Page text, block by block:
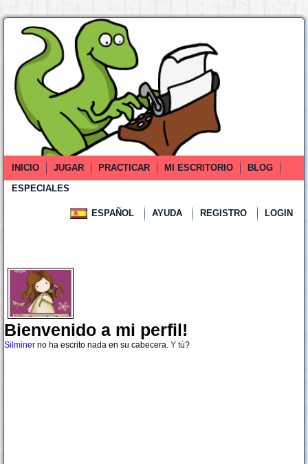
INICIO JUGAR PRACTICAR MI ESCRITORIO
BLOG
ESPECIALES
ESPAÑOL AYUDA REGISTRO LOGIN
Bienvenido a mi perfil!
Silminer no ha escrito nada en su cabecera. Y tú?